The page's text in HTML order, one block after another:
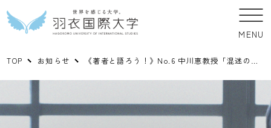
MENU
TOP お知らせ 《著者と語ろう！》No.6 中川恵教授「混迷の中東を読み解く」のご案内 6/17（土）